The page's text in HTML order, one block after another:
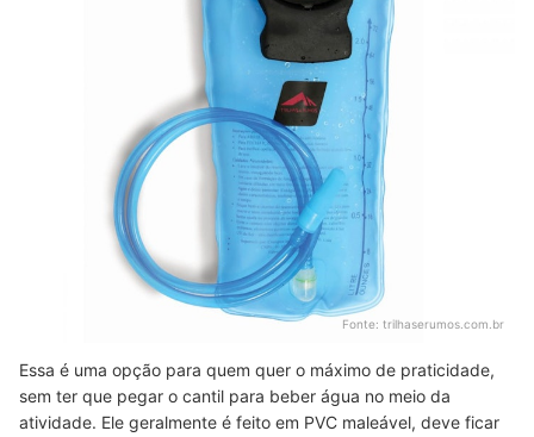
Fonte: trilhaserumos.com.br
Essa é uma opção para quem quer o máximo de praticidade,
sem ter que pegar o cantil para beber água no meio da
atividade. Ele geralmente é feito em PVC maleável, deve ficar